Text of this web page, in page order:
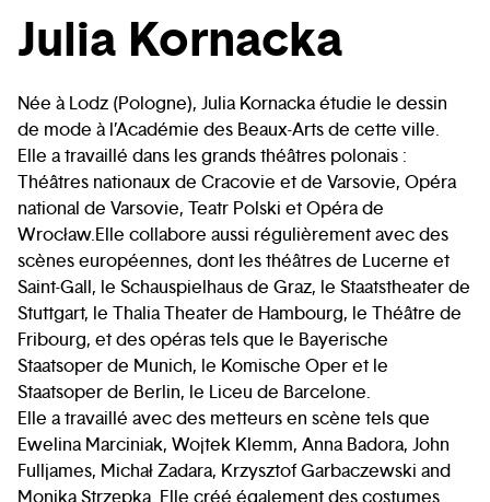
Julia Kornacka
Née à Lodz (Pologne), Julia Kornacka étudie le dessin
de mode à l’Académie des Beaux-Arts de cette ville.
Elle a travaillé dans les grands théâtres polonais :
Théâtres nationaux de Cracovie et de Varsovie, Opéra
national de Varsovie, Teatr Polski et Opéra de
Wrocław.Elle collabore aussi régulièrement avec des
scènes européennes, dont les théâtres de Lucerne et
Saint-Gall, le Schauspielhaus de Graz, le Staatstheater de
Stuttgart, le Thalia Theater de Hambourg, le Théâtre de
Fribourg, et des opéras tels que le Bayerische
Staatsoper de Munich, le Komische Oper et le
Staatsoper de Berlin, le Liceu de Barcelone.
Elle a travaillé avec des metteurs en scène tels que
Ewelina Marciniak, Wojtek Klemm, Anna Badora, John
Fulljames, Michał Zadara, Krzysztof Garbaczewski and